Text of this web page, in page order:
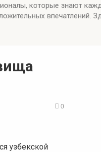
которые знают
впечатлений.
0
узбекской